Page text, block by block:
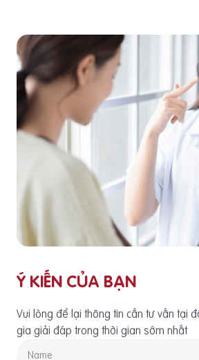
Ý KIẾN CỦA BẠN
Vui lòng để lại thông tin cần tư vấn tại
gia giải đáp trong thời gian sớm nhất